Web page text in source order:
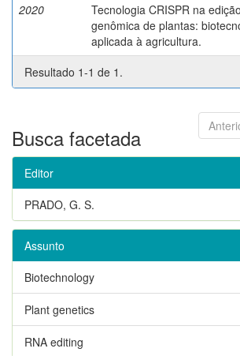
2020
Tecnologia CRISPR na edição
genômica de plantas:
aplicada à agricultura.
Resultado 1-1 de 1.
Busca facetada
Editor
PRADO, G. S.
Assunto
Biotechnology
Plant genetics
RNA editing